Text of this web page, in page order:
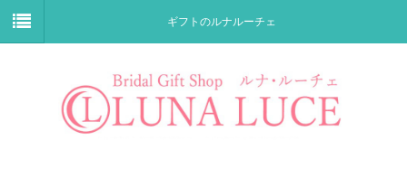
ギフトのルナルーチェ